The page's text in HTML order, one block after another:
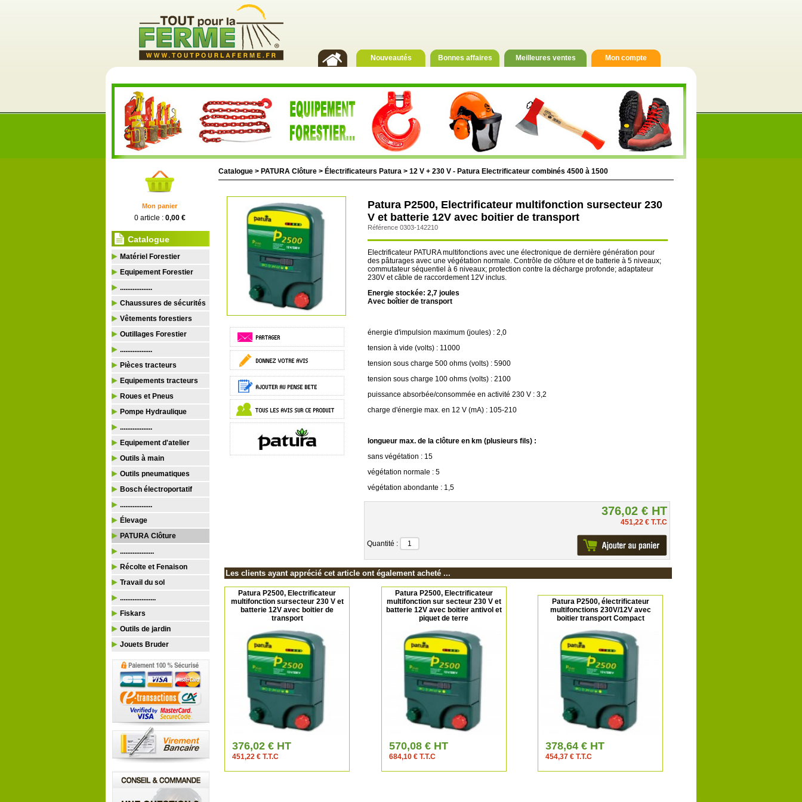
Nouveautés Bonnes affaires Meilleures ventes Mon compte
Mon panier
0 article : 0,00 €
Catalogue
Matériel Forestier
Equipement Forestier
..................
Chaussures de sécurités
Vêtements forestiers
Outillages Forestier
..................
Pièces tracteurs
Equipements tracteurs
Roues et Pneus
Pompe Hydraulique
..................
Equipement d'atelier
Outils à main
Outils pneumatiques
Bosch électroportatif
..................
Élevage
PATURA Clôture
...................
Récolte et Fenaison
Travail du sol
....................
Fiskars
Outils de jardin
Jouets Bruder
Catalogue > PATURA Clôture > Électrificateurs Patura > 12 V + 230 V - Patura Electrificateur combinés 4500 à 1500
Patura P2500, Electrificateur multifonction sursecteur 230
V et batterie 12V avec boitier de transport
Référence 0303-142210
Electrificateur PATURA multifonctions avec une électronique de dernière génération pour
des pâturages avec une végétation normale. Contrôle de clôture et de batterie à 5 niveaux;
commutateur séquentiel à 6 niveaux; protection contre la décharge profonde; adaptateur
230V et câble de raccordement 12V inclus.
Energie stockée: 2,7 joules
Avec boîtier de transport
énergie d'impulsion maximum (joules) : 2,0
tension à vide (volts) : 11000
tension sous charge 500 ohms (volts) : 5900
tension sous charge 100 ohms (volts) : 2100
puissance absorbée/consommée en activité 230 V : 3,2
charge d'énergie max. en 12 V (mA) : 105-210
longueur max. de la clôture en km (plusieurs fils) :
sans végétation : 15
végétation normale : 5
végétation abondante : 1,5
376,02 € HT
451,22 € T.T.C
Quantité :
Les clients ayant apprécié cet article ont également acheté ...
Patura P2500, Electrificateur
multifonction sursecteur 230 V et
batterie 12V avec boitier de
transport
376,02 € HT
451,22 € T.T.C
Patura P2500, Electrificateur
multifonction sur secteur 230 V et
batterie 12V avec boitier antivol et
piquet de terre
570,08 € HT
684,10 € T.T.C
Patura P2500, électrificateur
multifonctions 230V/12V avec
boitier transport Compact
378,64 € HT
454,37 € T.T.C